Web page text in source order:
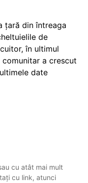
țară din întreaga
de
în ultimul
a crescut
date
cu atât mai mult
cu link, atunci